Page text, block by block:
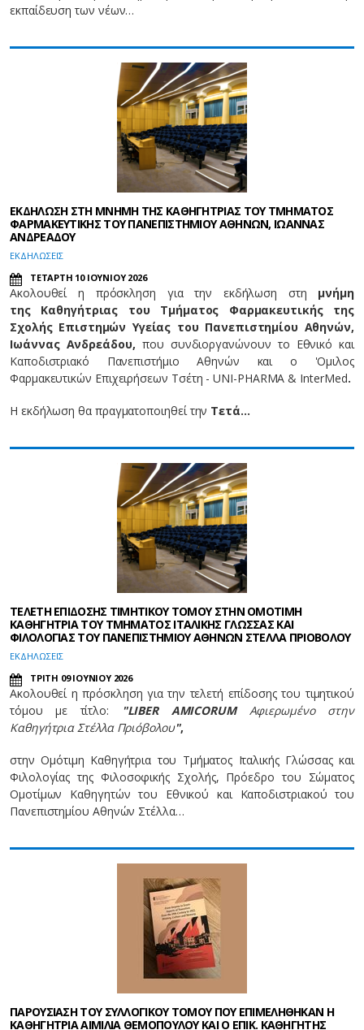
εκπαίδευση των νέων…
ΕΚΔΗΛΩΣΗ ΣΤΗ ΜΝΗΜΗ ΤΗΣ ΚΑΘΗΓΗΤΡΙΑΣ ΤΟΥ ΤΜΗΜΑΤΟΣ
ΦΑΡΜΑΚΕΥΤΙΚΗΣ ΤΟΥ ΠΑΝΕΠΙΣΤΗΜΙΟΥ ΑΘΗΝΩΝ, ΙΩΑΝΝΑΣ
ΑΝΔΡΕΑΔΟΥ
EΚΔΗΛΩΣΕΙΣ
ΤΕΤΑΡΤΗ 10 ΙΟΥΝΙΟΥ 2026
Ακολουθεί η πρόσκληση για την εκδήλωση στη μνήμη
της Καθηγήτριας του Τμήματος Φαρμακευτικής της
Σχολής Επιστημών Υγείας του Πανεπιστημίου Αθηνών,
Ιωάννας Ανδρεάδου, που συνδιοργανώνουν το Εθνικό και
Καποδιστριακό Πανεπιστήμιο Αθηνών και ο 'Ομιλος
Φαρμακευτικών Επιχειρήσεων Τσέτη - UNI-PHARMA & InterMed.
Η εκδήλωση θα πραγματοποιηθεί την Τετά…
ΤΕΛΕΤΗ ΕΠΙΔΟΣΗΣ ΤΙΜΗΤΙΚΟΥ ΤΟΜΟΥ ΣΤΗΝ ΟΜΟΤΙΜΗ
ΚΑΘΗΓΗΤΡΙΑ ΤΟΥ ΤΜΗΜΑΤΟΣ ΙΤΑΛΙΚΗΣ ΓΛΩΣΣΑΣ ΚΑΙ
ΦΙΛΟΛΟΓΙΑΣ ΤΟΥ ΠΑΝΕΠΙΣΤΗΜΙΟΥ ΑΘΗΝΩΝ ΣΤΕΛΛΑ ΠΡΙΟΒΟΛΟΥ
EΚΔΗΛΩΣΕΙΣ
ΤΡΙΤΗ 09 ΙΟΥΝΙΟΥ 2026
Ακολουθεί η πρόσκληση για την τελετή επίδοσης του τιμητικού
τόμου με τίτλο:
"LIBER AMICORUM Αφιερωμένο στην
Καθηγήτρια Στέλλα Πριόβολου",
στην Ομότιμη Καθηγήτρια του Τμήματος Ιταλικής Γλώσσας και
Φιλολογίας της Φιλοσοφικής Σχολής, Πρόεδρο του Σώματος
Ομοτίμων Καθηγητών του Εθνικού και Καποδιστριακού του
Πανεπιστημίου Αθηνών Στέλλα…
ΠΑΡΟΥΣΙΑΣΗ ΤΟΥ ΣΥΛΛΟΓΙΚΟΥ ΤΟΜΟΥ ΠΟΥ ΕΠΙΜΕΛΗΘΗΚΑΝ Η
ΚΑΘΗΓΗΤΡΙΑ ΑΙΜΙΛΙΑ ΘΕΜΟΠΟΥΛΟΥ ΚΑΙ Ο ΕΠΙΚ. ΚΑΘΗΓΗΤΗΣ